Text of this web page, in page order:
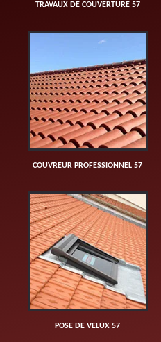
TRAVAUX DE COUVERTURE 57
COUVREUR PROFESSIONNEL 57
POSE DE VELUX 57